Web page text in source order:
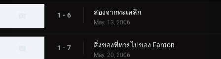
1 - 6 สองจากทะเลลึก
May. 13, 2006
1 - 7 สิ่งของที่หายไปของ Fanton
May. 20, 2006